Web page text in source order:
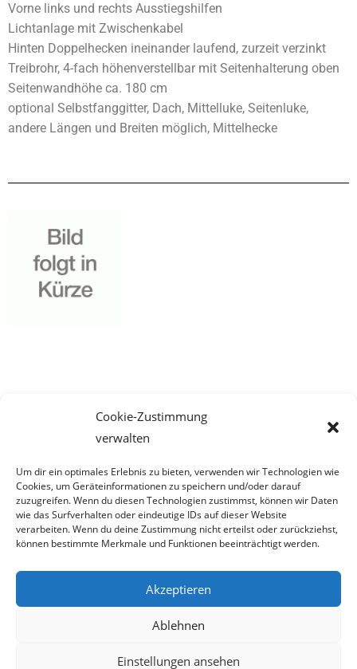
Cookie-Zustimmung
verwalten
Um dir ein optimales Erlebnis zu bieten, verwenden wir Technologien wie
Cookies, um Geräteinformationen zu speichern und/oder darauf
zuzugreifen. Wenn du diesen Technologien zustimmst, können wir Daten
wie das Surfverhalten oder eindeutige IDs auf dieser Website
verarbeiten. Wenn du deine Zustimmung nicht erteilst oder zurückziehst,
können bestimmte Merkmale und Funktionen beeinträchtigt werden.
Akzeptieren
Ablehnen
Einstellungen ansehen
Vorne links und rechts Ausstiegshilfen
Lichtanlage mit Zwischenkabel
Hinten Doppelhecken ineinander laufend, zurzeit verzinkt
Treibrohr, 4-fach höhenverstellbar mit Seitenhalterung oben
Seitenwandhöhe ca. 180 cm
optional Selbstfanggitter, Dach, Mittelluke, Seitenluke,
andere Längen und Breiten möglich, Mittelhecke
Impressum